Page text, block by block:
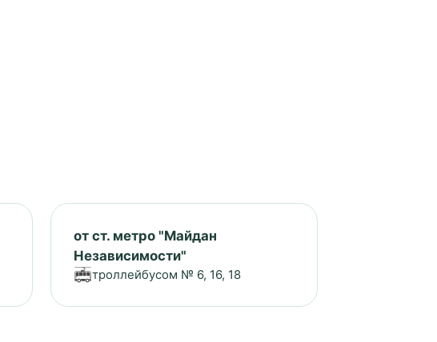
от ст. метро "Майдан
Независимости"
троллейбусом № 6, 16, 18